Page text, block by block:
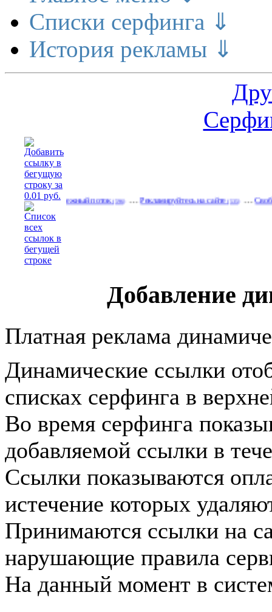
Списки серфинга ⇓
История рекламы ⇓
денежный поток(596)…Рекламируйтесь на сайте(535)…Свободные
Добавление
Платная реклама
Динамические ссылки
списках серфинга в
Во время серфинга
добавляемой ссылки в
Ссылки показываются
истечение которых
Принимаются ссылки на
нарушающие правила
На данный момент в